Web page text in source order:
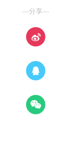
—分享—